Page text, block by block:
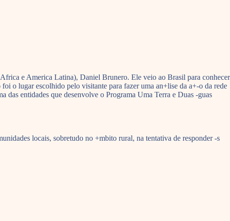
e America Latina), Daniel Brunero. Ele veio ao Brasil para conhecer
o lugar escolhido pelo visitante para fazer uma an+lise da a+-o da rede
das entidades que desenvolve o Programa Uma Terra e Duas -guas
locais, sobretudo no +mbito rural, na tentativa de responder -s